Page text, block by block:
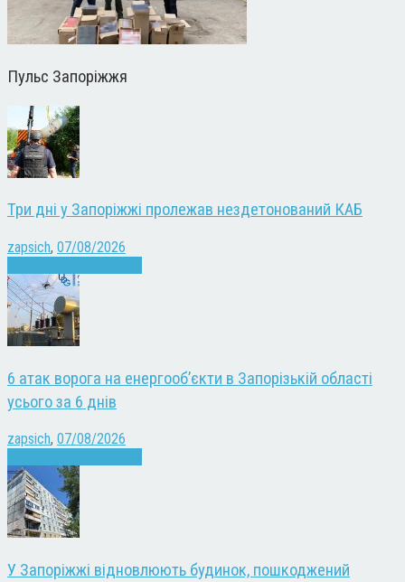
Пульс Запоріжжя
Три дні у Запоріжжі пролежав нездетонований КАБ
zapsich, 07/08/2026
6 атак ворога на енергооб’єкти в Запорізькій області
усього за 6 днів
zapsich, 07/08/2026
У Запоріжжі відновлюють будинок, пошкоджений